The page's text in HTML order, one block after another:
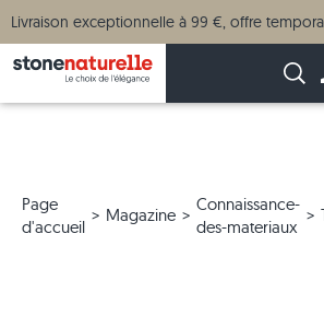
Livraison exceptionnelle à 99 €, offre
Page
d'accueil
Magazine
Connaissance-
des-materiaux